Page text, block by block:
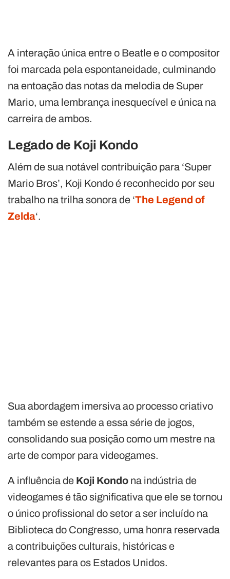
A interação única entre o Beatle e o compositor
foi marcada pela espontaneidade, culminando
na entoação das notas da melodia de Super
Mario, uma lembrança inesquecível e única na
carreira de ambos.
Legado de Koji Kondo
Além de sua notável contribuição para ‘Super
Mario Bros’, Koji Kondo é reconhecido por seu
trabalho na trilha sonora de ‘The Legend of
Zelda‘.
Sua abordagem imersiva ao processo criativo
também se estende a essa série de jogos,
consolidando sua posição como um mestre na
arte de compor para videogames.
A influência de Koji Kondo na indústria de
videogames é tão significativa que ele se tornou
o único profissional do setor a ser incluído na
Biblioteca do Congresso, uma honra reservada
a contribuições culturais, históricas e
relevantes para os Estados Unidos.